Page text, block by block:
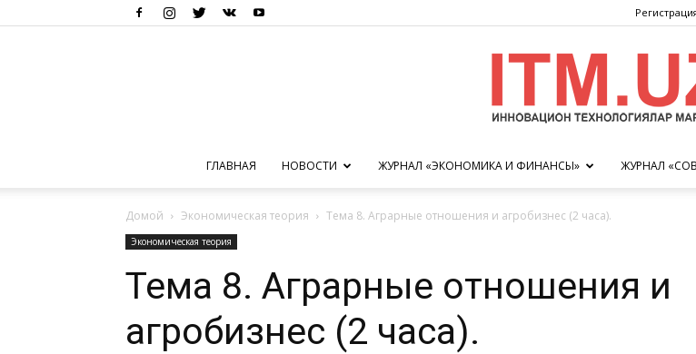
ГЛАВНАЯ НОВОСТИ ЖУРНАЛ «ЭКОНОМИКА И ФИНАНСЫ» ЖУРНАЛ
Домой Экономическая теория Тема 8. Аграрные отношения и агробизнес (2 часа).
Экономическая теория
Тема 8. Аграрные отношения и
агробизнес (2 часа).